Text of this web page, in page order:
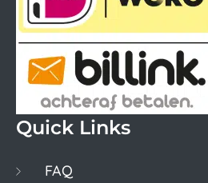
Quick Links
FAQ